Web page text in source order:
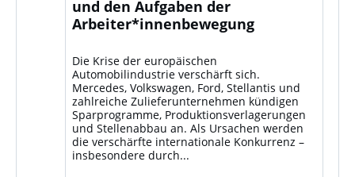
und den Aufgaben der
Arbeiter*innenbewegung
Die Krise der europäischen
Automobilindustrie verschärft sich.
Mercedes, Volkswagen, Ford, Stellantis und
zahlreiche Zulieferunternehmen kündigen
Sparprogramme, Produktionsverlagerungen
und Stellenabbau an. Als Ursachen werden
die verschärfte internationale Konkurrenz –
insbesondere durch...